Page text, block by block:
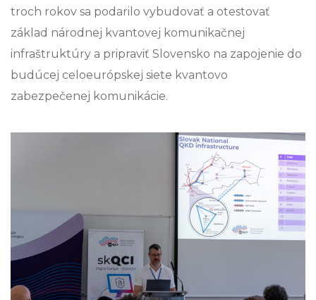
troch rokov sa podarilo vybudovať a otestovať
základ národnej kvantovej komunikačnej
infraštruktúry a pripraviť Slovensko na zapojenie do
budúcej celoeurópskej siete kvantovo
zabezpečenej komunikácie.